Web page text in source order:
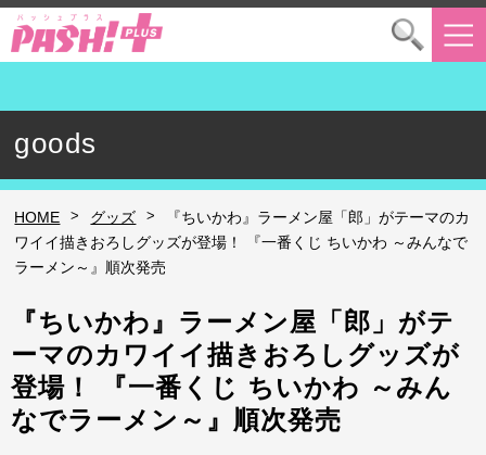
goods
HOME > グッズ >
『ちいかわ』ラーメン屋「郎」がテーマのカ
ワイイ描きおろしグッズが登場！ 『一番くじ ちいかわ ～みんなで
ラーメン～』順次発売
『ちいかわ』ラーメン屋「郎」がテ
ーマのカワイイ描きおろしグッズが
登場！ 『一番くじ ちいかわ ～みん
なでラーメン～』順次発売